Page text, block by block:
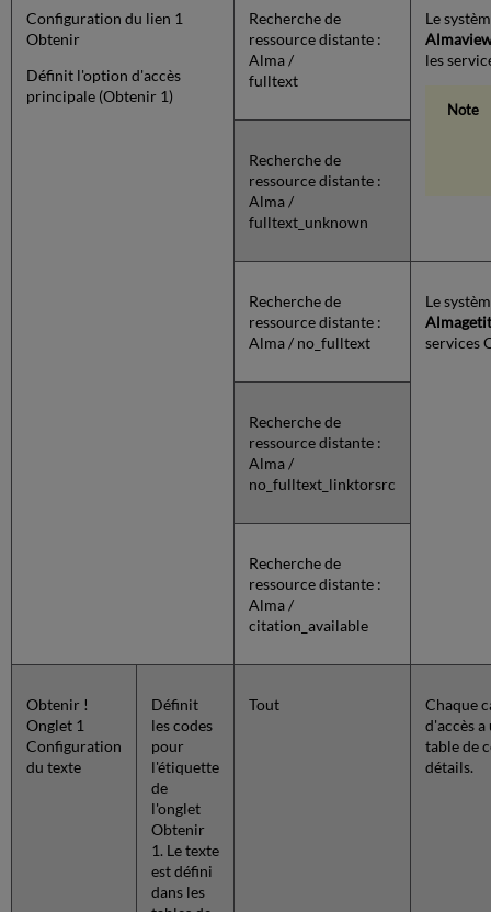
Configuration du lien 1
Obtenir
Définit l'option d'accès
principale (Obtenir 1)
Recherche de
ressource distante :
Alma /
fulltext
Le
les
Recherche de
ressource distante :
Alma /
fulltext_unknown
Recherche de
ressource distante :
Alma / no_fulltext
Le
services
Recherche de
ressource distante :
Alma /
no_fulltext_linktorsrc
Recherche de
ressource distante :
Alma /
citation_available
Obtenir !
Onglet 1
Configuration
du texte
Définit
les codes
pour
l'étiquette
de
l'onglet
Obtenir
1. Le texte
est défini
dans les
Tout
Chaque
d'accès
table de
détails.